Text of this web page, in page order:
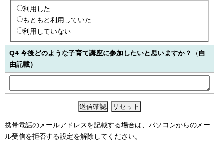
利用した
もともと利用していた
利用していない
Q4 今後どのような子育て講座に参加したいと思いますか？（自
由記載）
携帯電話のメールアドレスを記載する場合は、パソコンからのメー
ル受信を拒否する設定を解除してください。